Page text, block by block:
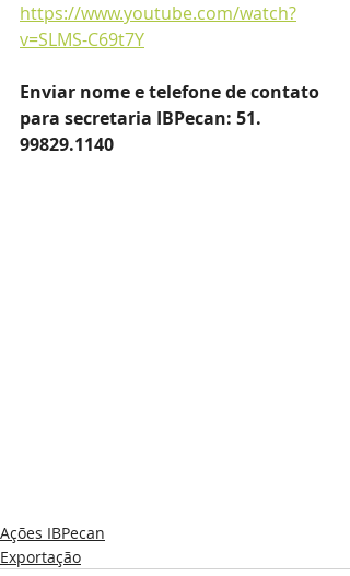
https://www.youtube.com/watch?
v=SLMS-C69t7Y
Enviar nome e telefone de contato
para secretaria IBPecan: 51.
99829.1140
Ações IBPecan
Exportação